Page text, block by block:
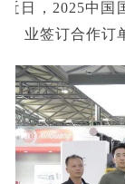
近日，2025中国
业签订合作订